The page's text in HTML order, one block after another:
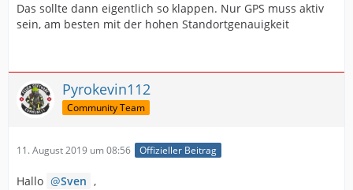
Das sollte dann eigentlich so klappen. Nur GPS muss aktiv
sein, am besten mit der hohen Standortgenauigkeit
Pyrokevin112
Community Team
11. August 2019 um 08:56 Offizieller Beitrag
Hallo Sven ,